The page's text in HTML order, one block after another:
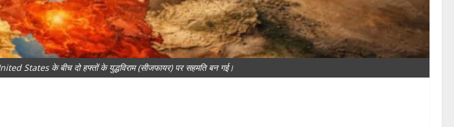
States के बीच दो हफ्तों के युद्धविराम (सीजफायर) पर सहमति बन गई।